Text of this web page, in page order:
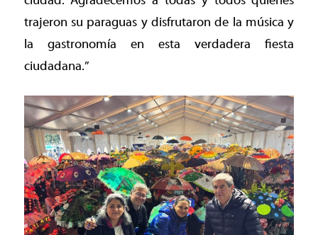
trajeron su paraguas y disfrutaron de la música y
la gastronomía en esta verdadera fiesta
ciudadana.”